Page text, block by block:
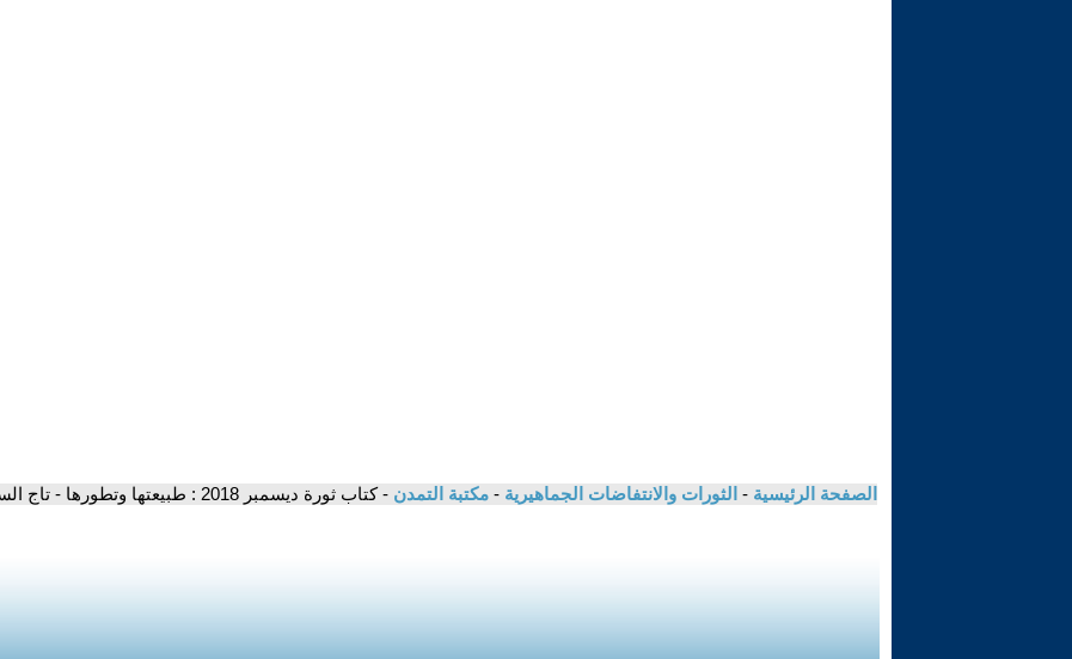
الصفحة الرئيسية - الثورات والانتفاضات الجماهيرية - مكتبة التمدن - كتاب ثورة ديسمبر 2018 : طبيعتها وتطورها - تاج السر عثمان